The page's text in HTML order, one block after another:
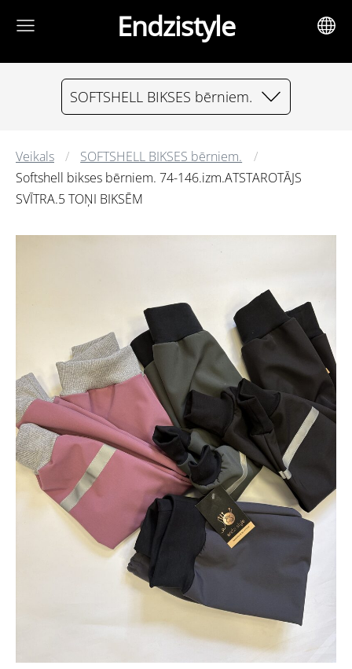
Endzistyle
SOFTSHELL BIKSES bērniem.
Veikals
SOFTSHELL BIKSES bērniem.
Softshell bikses bērniem. 74-146.izm.ATSTAROTĀJS
SVĪTRA.5 TOŅI BIKSĒM